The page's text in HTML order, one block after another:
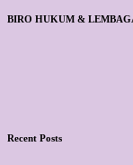
BIRO HUKUM &
Recent Posts